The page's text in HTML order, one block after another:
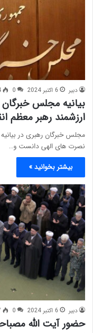
دبیر 6 اکتبر 2024 0
بیانیه مجلس
ارزشمند رهبر معظم
مجلس خبرگان رهبری در بیانیه
نصرت های الهی دانست و…
بیشتر بخوانید »
دبیر 6 اکتبر 2024 0
حضور آیت الله